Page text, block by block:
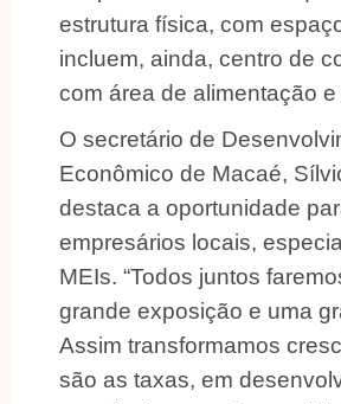
estrutura física, com
incluem, ainda, centro de
com área de alimentação
O secretário de
Econômico de Macaé,
destaca a oportunidade
empresários locais,
MEIs. “Todos juntos
grande exposição e uma
Assim transformamos
são as taxas, em